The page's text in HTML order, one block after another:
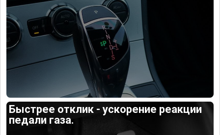
Быстрее отклик - ускорение реакции
педали газа.